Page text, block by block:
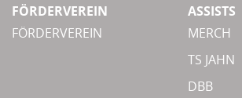
FÖRDERVEREIN
FÖRDERVEREIN
ASSISTS
MERCH
TS JAHN
DBB